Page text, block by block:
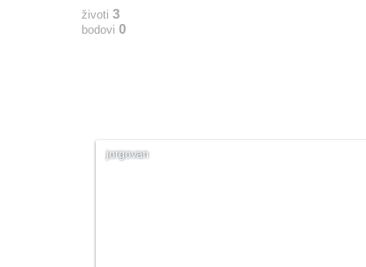
životi 3
bodovi 0
jorgovan